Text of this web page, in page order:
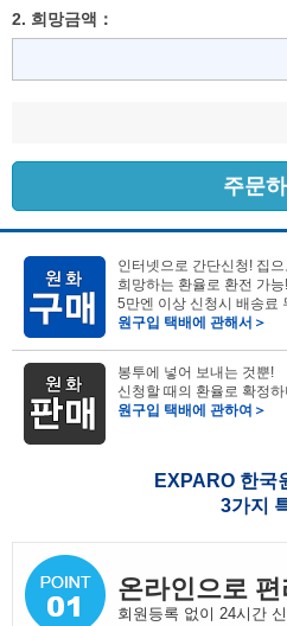
2. 희망금액：
주문하
인터넷으로 간단신청! 집
희망하는 환율로 환전 가능!
5만엔 이상 신청시 배송료
원구입 택배에 관해서＞
봉투에 넣어 보내는 것뿐!
신청할 때의 환율로 확정
원구입 택배에 관하여＞
EXPARO 한국
3가지
온라인으로 편
회원등록 없이 24시간